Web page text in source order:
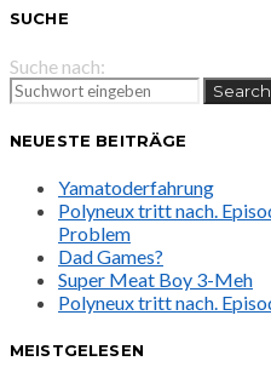
SUCHE
Suche nach:
Search
NEUESTE BEITRÄGE
Yamatoderfahrung
Polyneux tritt nach.
Problem
Dad Games?
Super Meat Boy 3-Meh
Polyneux tritt nach.
MEISTGELESEN